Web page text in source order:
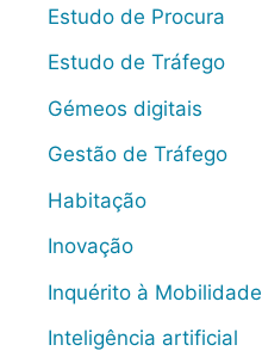
Estudo de Procura
Estudo de Tráfego
Gémeos digitais
Gestão de Tráfego
Habitação
Inovação
Inquérito à Mobilidade
Inteligência artificial